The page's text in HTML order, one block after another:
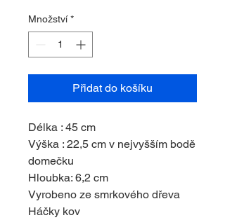
Množství *
Přidat do košíku
Délka : 45 cm
Výška : 22,5 cm v nejvyšším bodě
domečku
Hloubka: 6,2 cm
Vyrobeno ze smrkového dřeva
Háčky kov